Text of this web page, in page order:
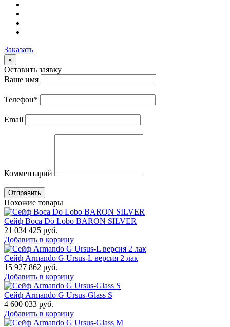
Заказать
×
Оставить заявку
Ваше имя
Телефон*
Email
Комментарий
Отправить
Похожие товары
Сейф Boca Do Lobo BARON SILVER
21 034 425 руб.
Добавить в корзину
Сейф Armando G Ursus-L версия 2 лак
15 927 862 руб.
Добавить в корзину
Сейф Armando G Ursus-Glass S
4 600 033 руб.
Добавить в корзину